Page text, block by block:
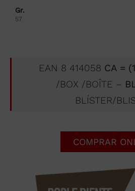
Gr.
57
EAN 8 414058 CA =
/BOX /BOÎTE –
BLÍSTER/
COMPRAR